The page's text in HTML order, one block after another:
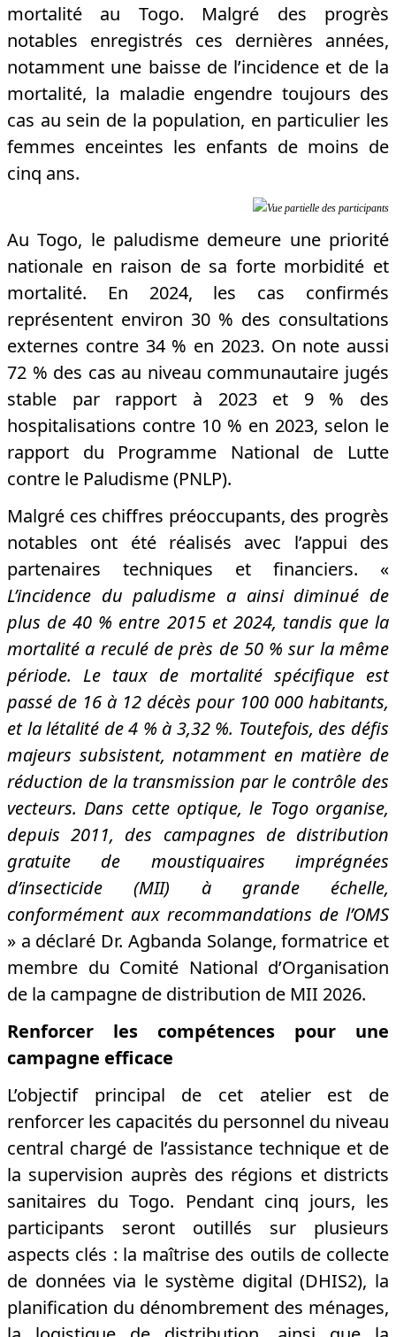
mortalité au Togo. Malgré des progrès
notables enregistrés ces dernières années,
notamment une baisse de l’incidence et de la
mortalité, la maladie engendre toujours des
cas au sein de la population, en particulier les
femmes enceintes les enfants de moins de
cinq ans.
Vue partielle des participants
Au Togo, le paludisme demeure une priorité
nationale en raison de sa forte morbidité et
mortalité. En 2024, les cas confirmés
représentent environ 30 % des consultations
externes contre 34 % en 2023. On note aussi
72 % des cas au niveau communautaire jugés
stable par rapport à 2023 et 9 % des
hospitalisations contre 10 % en 2023, selon le
rapport du Programme National de Lutte
contre le Paludisme (PNLP).
Malgré ces chiffres préoccupants, des progrès
notables ont été réalisés avec l’appui des
partenaires techniques et financiers. «
L’incidence du paludisme a ainsi diminué de
plus de 40 % entre 2015 et 2024, tandis que la
mortalité a reculé de près de 50 % sur la même
période. Le taux de mortalité spécifique est
passé de 16 à 12 décès pour 100 000 habitants,
et la létalité de 4 % à 3,32 %. Toutefois, des défis
majeurs subsistent, notamment en matière de
réduction de la transmission par le contrôle des
vecteurs. Dans cette optique, le Togo organise,
depuis 2011, des campagnes de distribution
gratuite de moustiquaires imprégnées
d’insecticide (MII) à grande échelle,
conformément aux recommandations de l’OMS
» a déclaré Dr. Agbanda Solange, formatrice et
membre du Comité National d’Organisation
de la campagne de distribution de MII 2026.
Renforcer les compétences pour une
campagne efficace
L’objectif principal de cet atelier est de
renforcer les capacités du personnel du niveau
central chargé de l’assistance technique et de
la supervision auprès des régions et districts
sanitaires du Togo. Pendant cinq jours, les
participants seront outillés sur plusieurs
aspects clés : la maîtrise des outils de collecte
de données via le système digital (DHIS2), la
planification du dénombrement des ménages,